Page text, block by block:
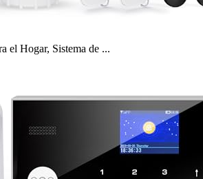
el Hogar, Sistema de ...